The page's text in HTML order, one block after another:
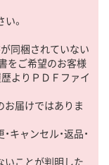
。
同梱されていない
をご希望のお客様
よりＰＤＦファイ
お届けではありま
キャンセル・返品・
いことが判明した